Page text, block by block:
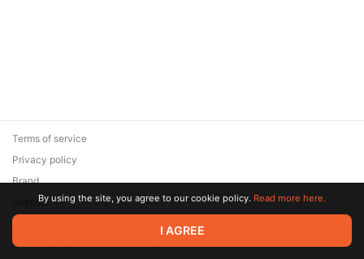
© 2026 Zaya Solutions Limited. All rights reserved. All trademarks
are the property of their respective owners.
Terms of service
Privacy policy
Brand
SupportBy using the site, you agree to our cookie policy. Read more here.
I AGREE